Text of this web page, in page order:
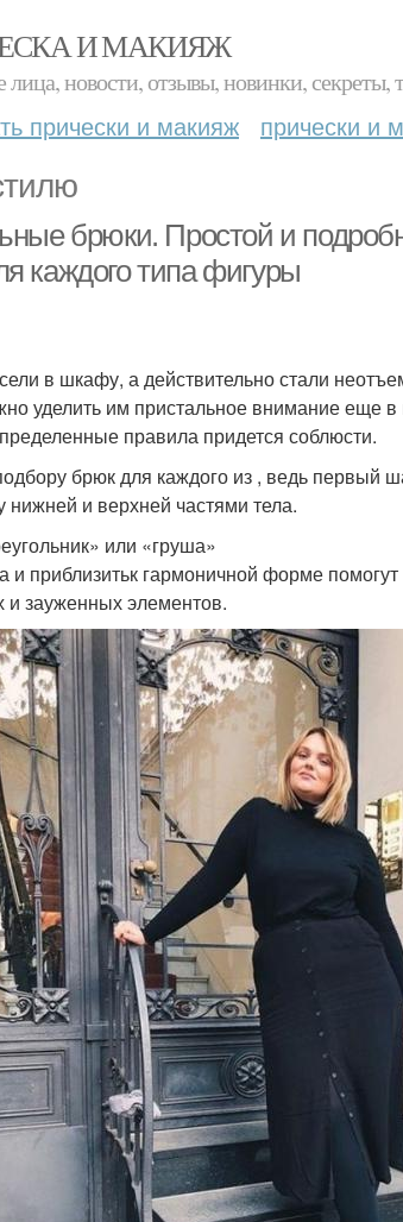
И МАКИЯЖ
новости, отзывы, новинки, секреты,
прически и макияж прически и
брюки. Простой и
каждого типа фигуры
в шкафу, а действительно стали
уделить им пристальное внимание еще
правила придется соблюсти.
брюк для каждого из , ведь первый
и верхней частями тела.
или «груша»
и приблизитьк гармоничной форме
и зауженных элементов.